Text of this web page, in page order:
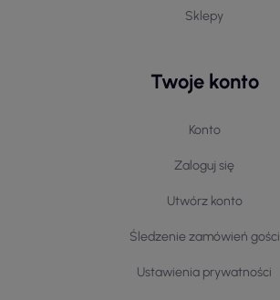
Sklepy
Twoje konto
Konto
Zaloguj się
Utwórz konto
Śledzenie zamówień gości
Ustawienia prywatności